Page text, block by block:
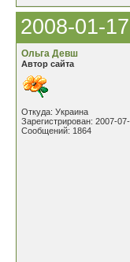
2008-01-
Ольга Девш
Автор сайта
Откуда: Украина
Зарегистрирован: 2007-
Сообщений: 1864